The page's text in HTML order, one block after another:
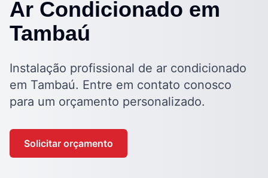
Ar Condicionado em
Tambaú
Instalação profissional de ar condicionado
em Tambaú. Entre em contato conosco
para um orçamento personalizado.
Solicitar orçamento